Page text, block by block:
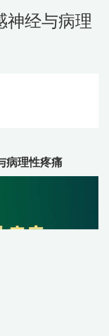
神经与病理
病理性疼痛